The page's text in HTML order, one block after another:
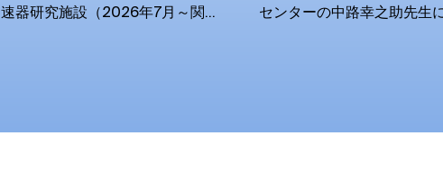
速器研究施設（2026年7月～関西
センターの中路幸之助先生